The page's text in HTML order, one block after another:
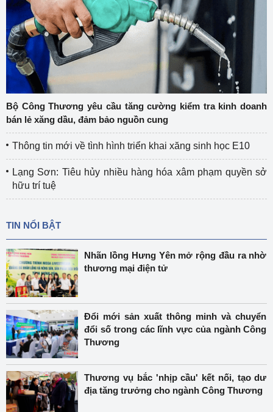
Bộ Công Thương yêu cầu tăng cường kiểm tra kinh doanh
bán lẻ xăng dầu, đảm bảo nguồn cung
Thông tin mới về tình hình triển khai xăng sinh học E10
Lạng Sơn: Tiêu hủy nhiều hàng hóa xâm phạm quyền sở
hữu trí tuệ
TIN NỔI BẬT
Nhãn lồng Hưng Yên mở rộng đầu ra nhờ
thương mại điện tử
Đổi mới sản xuất thông minh và chuyển
đổi số trong các lĩnh vực của ngành Công
Thương
Thương vụ bắc 'nhịp cầu' kết nối, tạo dư
địa tăng trưởng cho ngành Công Thương